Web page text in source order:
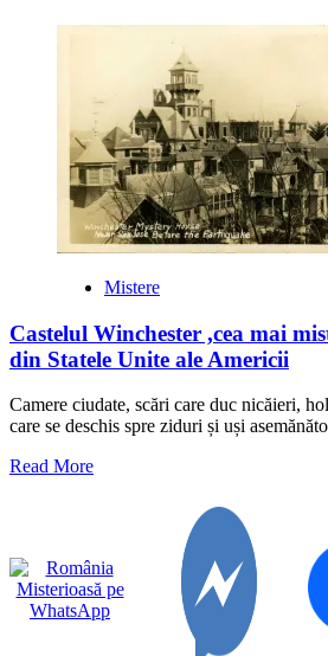
Mistere
Castelul Winchester ,cea mai
din Statele Unite ale Americii
Camere ciudate, scări care duc nicăieri,
care se deschis spre ziduri și uși
Read MoreRead
,cea
mai
misterioasă